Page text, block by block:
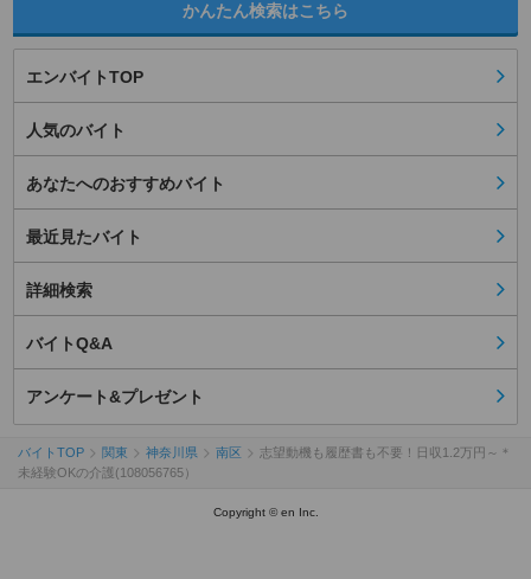
かんたん検索はこちら
エンバイトTOP
人気のバイト
あなたへのおすすめバイト
最近見たバイト
詳細検索
バイトQ&A
アンケート&プレゼント
バイトTOP 関東 神奈川県 南区
志望動機も履歴書も不要！日収1.2万円～＊
未経験OKの介護(108056765）
Copyright © en Inc.